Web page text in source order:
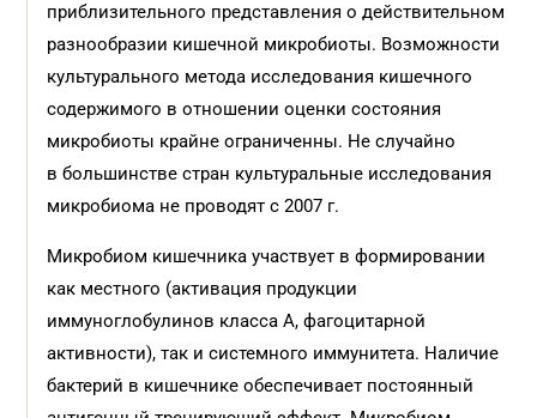
приблизительного представления о действительном
разнообразии кишечной микробиоты. Возможности
культурального метода исследования кишечного
содержимого в отношении оценки состояния
микробиоты крайне ограниченны. Не случайно
в большинстве стран культуральные исследования
микробиома не проводят с 2007 г.
Микробиом кишечника участвует в формировании
как местного (активация продукции
иммуноглобулинов класса A, фагоцитарной
активности), так и системного иммунитета. Наличие
бактерий в кишечнике обеспечивает постоянный